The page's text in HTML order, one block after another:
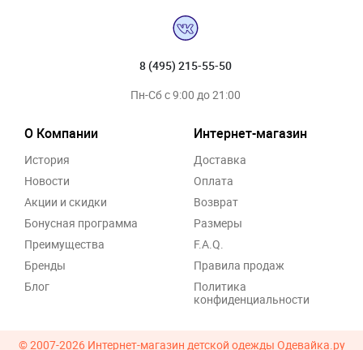
8 (495) 215-55-50
Пн-Сб с 9:00 до 21:00
О Компании
История
Новости
Акции и скидки
Бонусная программа
Преимущества
Бренды
Блог
Интернет-магазин
Доставка
Оплата
Возврат
Размеры
F.A.Q.
Правила продаж
Политика
конфиденциальности
© 2007-2026 Интернет-магазин детской одежды Одевайка.ру